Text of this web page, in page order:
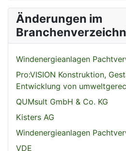
Änderungen im
Windenergieanlagen
Pro:VISION Konstruktion,
Entwicklung von
QUMsult GmbH & Co. KG
Kisters AG
Windenergieanlagen
VDE